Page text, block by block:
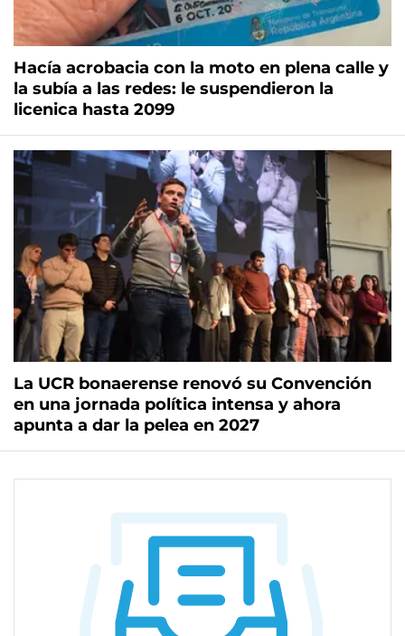
Hacía acrobacia con la moto en plena calle y
la subía a las redes: le suspendieron la
licenica hasta 2099
La UCR bonaerense renovó su Convención
en una jornada política intensa y ahora
apunta a dar la pelea en 2027